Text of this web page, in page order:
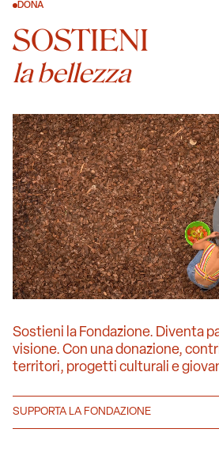
DONA
SOSTIENI
la bellezza
Sostieni la Fondazione. Diventa
visione. Con una donazione,
territori, progetti culturali e
SUPPORTA LA FONDAZIONE